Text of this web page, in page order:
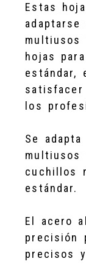
Estas
multiusos
hojas
estándar,
satisfacer
los
Se
multiusos
cuchillos
estándar.
El acero
precisión
precisos